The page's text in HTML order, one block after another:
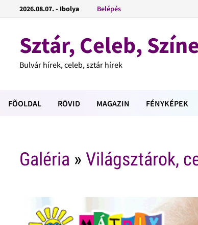
2026.08.07. - Ibolya Belépés
Sztár, Celeb,
Bulvár hírek, celeb, sztár hírek
FÕOLDAL RÖVID MAGAZIN FÉNYKÉPEK
Galéria »Világsztárok,